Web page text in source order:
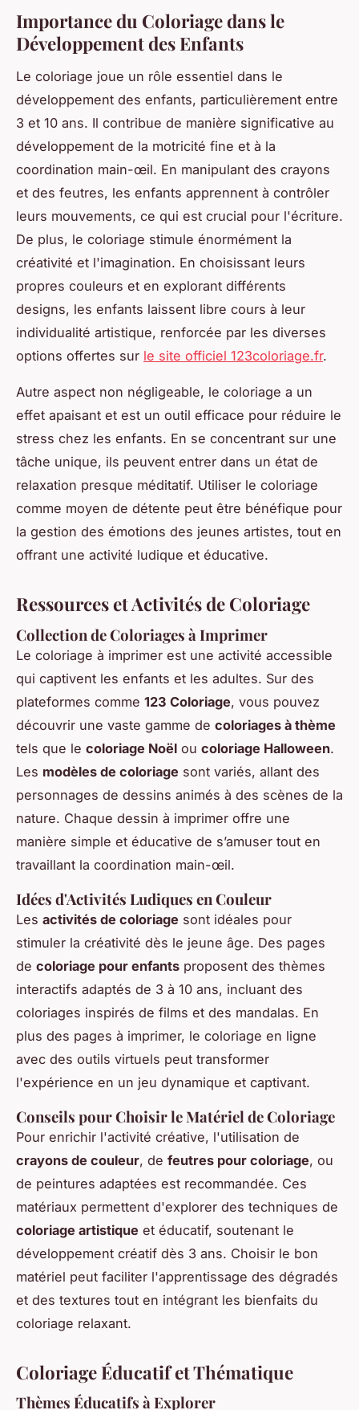
Importance du Coloriage dans le
Développement des Enfants
Le coloriage joue un rôle essentiel dans le
développement des enfants, particulièrement entre
3 et 10 ans. Il contribue de manière significative au
développement de la motricité fine et à la
coordination main-œil. En manipulant des crayons
et des feutres, les enfants apprennent à contrôler
leurs mouvements, ce qui est crucial pour l'écriture.
De plus, le coloriage stimule énormément la
créativité et l'imagination. En choisissant leurs
propres couleurs et en explorant différents
designs, les enfants laissent libre cours à leur
individualité artistique, renforcée par les diverses
options offertes sur le site officiel 123coloriage.fr.
Autre aspect non négligeable, le coloriage a un
effet apaisant et est un outil efficace pour réduire le
stress chez les enfants. En se concentrant sur une
tâche unique, ils peuvent entrer dans un état de
relaxation presque méditatif. Utiliser le coloriage
comme moyen de détente peut être bénéfique pour
la gestion des émotions des jeunes artistes, tout en
offrant une activité ludique et éducative.
Ressources et Activités de Coloriage
Collection de Coloriages à Imprimer
Le coloriage à imprimer est une activité accessible
qui captivent les enfants et les adultes. Sur des
plateformes comme 123 Coloriage, vous pouvez
découvrir une vaste gamme de coloriages à thème
tels que le coloriage Noël ou coloriage Halloween.
Les modèles de coloriage sont variés, allant des
personnages de dessins animés à des scènes de la
nature. Chaque dessin à imprimer offre une
manière simple et éducative de s’amuser tout en
travaillant la coordination main-œil.
Idées d'Activités Ludiques en Couleur
Les activités de coloriage sont idéales pour
stimuler la créativité dès le jeune âge. Des pages
de coloriage pour enfants proposent des thèmes
interactifs adaptés de 3 à 10 ans, incluant des
coloriages inspirés de films et des mandalas. En
plus des pages à imprimer, le coloriage en ligne
avec des outils virtuels peut transformer
l'expérience en un jeu dynamique et captivant.
Conseils pour Choisir le Matériel de Coloriage
Pour enrichir l'activité créative, l'utilisation de
crayons de couleur, de feutres pour coloriage, ou
de peintures adaptées est recommandée. Ces
matériaux permettent d'explorer des techniques de
coloriage artistique et éducatif, soutenant le
développement créatif dès 3 ans. Choisir le bon
matériel peut faciliter l'apprentissage des dégradés
et des textures tout en intégrant les bienfaits du
coloriage relaxant.
Coloriage Éducatif et Thématique
Thèmes Éducatifs à Explorer